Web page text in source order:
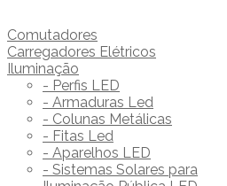
Comutadores
Carregadores Elétricos
Iluminação
- Perfis LED
- Armaduras Led
- Colunas Metálicas
- Fitas Led
- Aparelhos LED
- Sistemas Solares para